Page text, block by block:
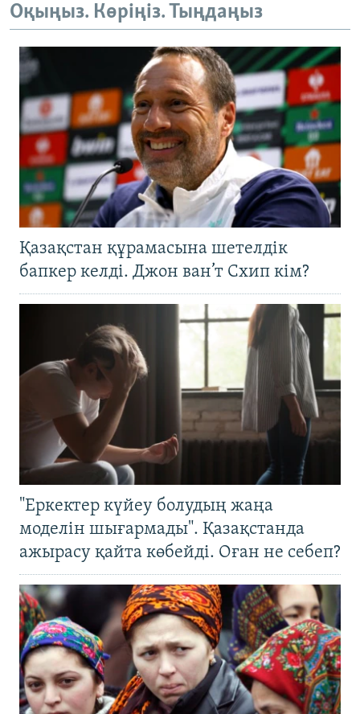
Оқыңыз. Көріңіз. Тыңдаңыз
Қазақстан құрамасына шетелдік
бапкер келді. Джон ван’т Схип кім?
"Еркектер күйеу болудың жаңа
моделін шығармады". Қазақстанда
ажырасу қайта көбейді. Оған не себеп?